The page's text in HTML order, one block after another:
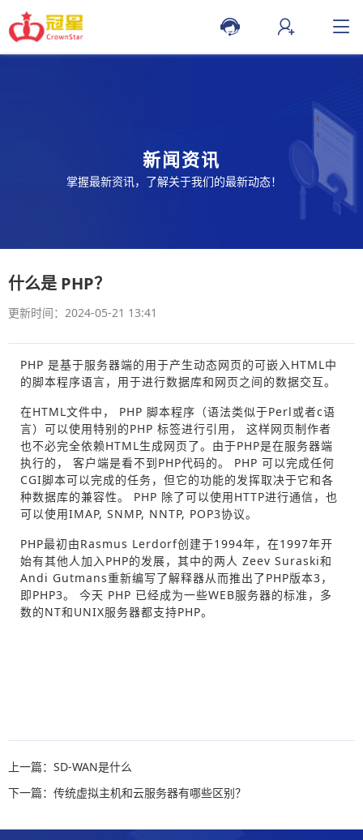
新闻资讯
掌握最新资讯，了解关于我们的最新动态！
什么是 PHP？
更新时间：2024-05-21 13:41
PHP 是基于服务器端的用于产生动态网页的可嵌入HTML中
的脚本程序语言，用于进行数据库和网页之间的数据交互。
在HTML文件中， PHP 脚本程序（语法类似于Perl或者c语
言）可以使用特别的PHP 标签进行引用， 这样网页制作者
也不必完全依赖HTML生成网页了。由于PHP是在服务器端
执行的， 客户端是看不到PHP代码的。 PHP 可以完成任何
CGI脚本可以完成的任务，但它的功能的发挥取决于它和各
种数据库的兼容性。 PHP 除了可以使用HTTP进行通信，也
可以使用IMAP, SNMP, NNTP, POP3协议。
PHP最初由Rasmus Lerdorf创建于1994年，在1997年开
始有其他人加入PHP的发展，其中的两人 Zeev Suraski和
Andi Gutmans重新编写了解释器从而推出了PHP版本3，
即PHP3。 今天 PHP 已经成为一些WEB服务器的标准，多
数的NT和UNIX服务器都支持PHP。
上一篇：SD-WAN是什么
下一篇：传统虚拟主机和云服务器有哪些区别？